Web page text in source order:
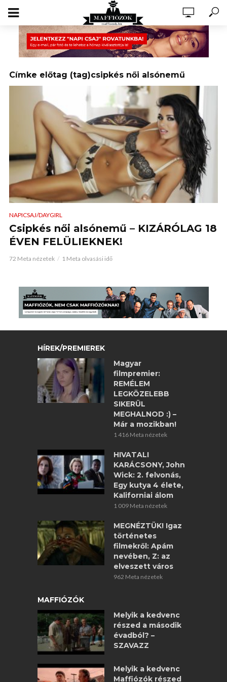
Címke előtag (tag)csipkés női alsónemű
NAPICSAJ/DAYGIRL
Csipkés női alsónemű – KIZÁRÓLAG 18
ÉVEN FELÜLIEKNEK!
72 Meta nézetek 1 Meta olvasási idő
HÍREK/PREMIEREK
Magyar
filmpremier:
REMÉLEM
LEGKÖZELEBB
SIKERÜL
MEGHALNOD :) –
Már a mozikban!
1 416 Meta nézetek
HIVATALI
KARÁCSONY, John
Wick: 2. felvonás,
Egy kutya 4 élete,
Kaliforniai álom
1 009 Meta nézetek
MEGNÉZTÜK! Igaz
történetes
filmekről: Apám
nevében, Z: az
elveszett város
962 Meta nézetek
MAFFIÓZÓK
Melyik a kedvenc
részed a második
évadból? –
SZAVAZZ
Melyik a kedvenc
Maffiózók részed